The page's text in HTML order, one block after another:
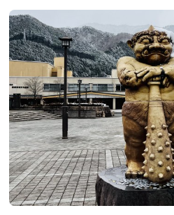
※写真はイメージです。
※2026年の開催は、4月1日（水）～
す。
2026年 桜回遊のマップは以下をご
＊2025年以前のパンフレットに掲
舗の情報などは各店舗等にご確認く